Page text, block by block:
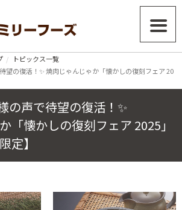
トピックス一覧
望の復活！✨ 焼肉じゃんじゃか「懐かしの復刻フェア 20
の声で待望の復活！✨
「懐かしの復刻フェア 2025」
定】